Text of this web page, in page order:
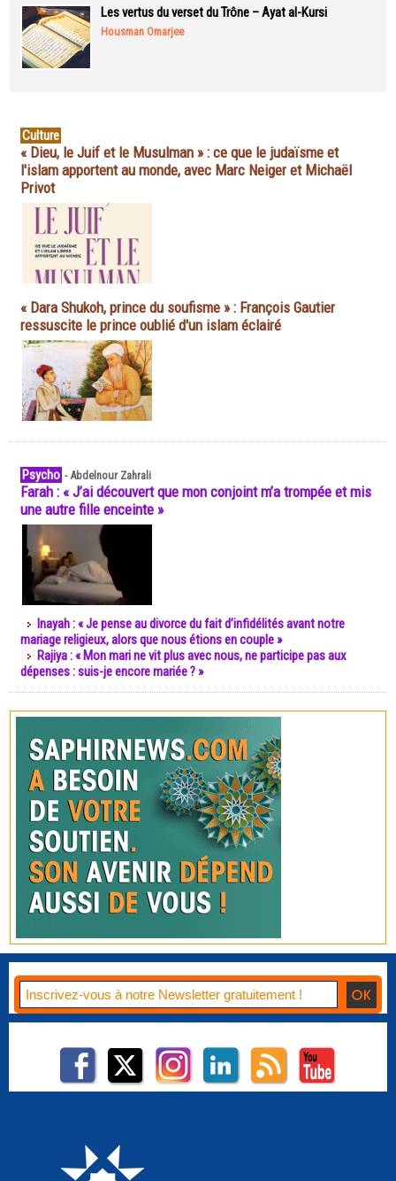
Les vertus du verset du Trône – Ayat al-Kursi
Housman Omarjee
Culture
« Dieu, le Juif et le Musulman » : ce que le judaïsme et
l'islam apportent au monde, avec Marc Neiger et Michaël
Privot
« Dara Shukoh, prince du soufisme » : François Gautier
ressuscite le prince oublié d'un islam éclairé
Psycho -Abdelnour Zahrali
Farah : « J’ai découvert que mon conjoint m’a trompée et mis
une autre fille enceinte »
Inayah : « Je pense au divorce du fait d’infidélités avant notre
mariage religieux, alors que nous étions en couple »
Rajiya : « Mon mari ne vit plus avec nous, ne participe pas aux
dépenses : suis-je encore mariée ? »